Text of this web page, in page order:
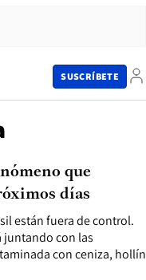
SUSCRÍBETE
están fuera de control.
juntando con las
con ceniza, hollín
que
días